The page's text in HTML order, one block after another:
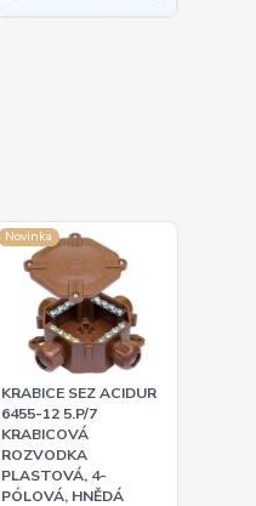
Novinka
KRABICE SEZ ACIDUR
6455-12 5.P/7
KRABICOVÁ
ROZVODKA
PLASTOVÁ, 4-
PÓLOVÁ, HNĚDÁ